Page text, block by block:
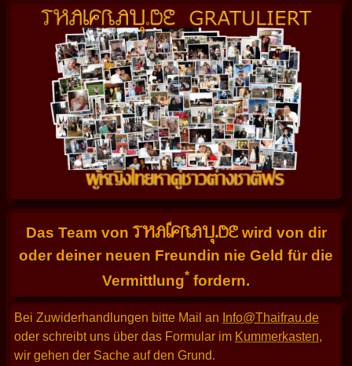
Das Team vonTHAIFRAU.DEwird von dir
oder deiner neuen Freundin nie Geld für die
Vermittlung* fordern.
Bei Zuwiderhandlungen bitte Mail an Info@Thaifrau.de
oder schreibt uns über das Formular im Kummerkasten,
wir gehen der Sache auf den Grund.